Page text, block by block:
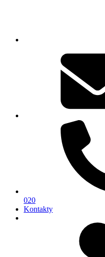
020
Kontakty